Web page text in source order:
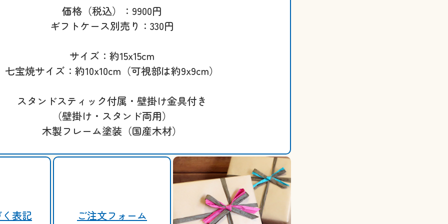
価格（税込）：9900円
ギフトケース別売り：330円
サイズ：約15x15cm
七宝焼サイズ：約10x10cm（可視部は約9x9cm）
スタンドスティック付属・壁掛け金具付き
（壁掛け・スタンド両用）
木製フレーム塗装（国産木材）
表記 ご注文フォーム